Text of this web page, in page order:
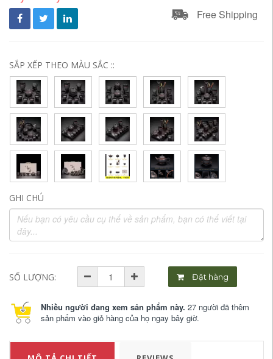
Free Shipping
SẮP XẾP THEO MÀU SẮC ::
GHI CHÚ
SỐ LƯỢNG: Đặt hàng
Nhiều người đang xem sản phẩm này. 27 người đã thêm
sản phẩm vào giỏ hàng của họ ngay bây giờ.